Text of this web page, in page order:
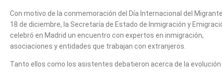
Con motivo de la conmemoración del Día Internacional del
18 de diciembre, la Secretaría de Estado de Inmigración y
celebró en Madrid un encuentro con expertos en inmigración,
asociaciones y entidades que trabajan con extranjeros.
Tanto ellos como los asistentes debatieron acerca de la evolución